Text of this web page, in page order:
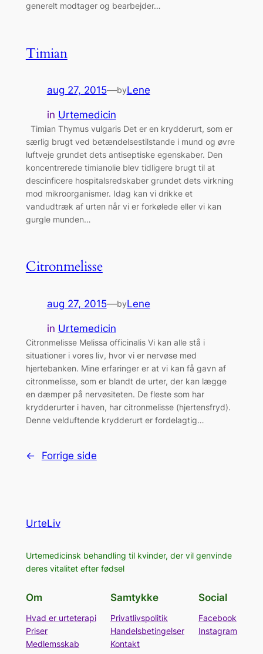
generelt modtager og bearbejder…
Timian
aug 27, 2015—byLene
in Urtemedicin
Timian Thymus vulgaris Det er en krydderurt, som er
særlig brugt ved betændelsestilstande i mund og øvre
luftveje grundet dets antiseptiske egenskaber. Den
koncentrerede timianolie blev tidligere brugt til at
descinficere hospitalsredskaber grundet dets virkning
mod mikroorganismer. Idag kan vi drikke et
vandudtræk af urten når vi er forkølede eller vi kan
gurgle munden…
Citronmelisse
aug 27, 2015—byLene
in Urtemedicin
Citronmelisse Melissa officinalis Vi kan alle stå i
situationer i vores liv, hvor vi er nervøse med
hjertebanken. Mine erfaringer er at vi kan få gavn af
citronmelisse, som er blandt de urter, der kan lægge
en dæmper på nervøsiteten. De fleste som har
krydderurter i haven, har citronmelisse (hjertensfryd).
Denne velduftende krydderurt er fordelagtig…
← Forrige side
UrteLiv
Urtemedicinsk behandling til kvinder, der vil genvinde
deres vitalitet efter fødsel
Om
Hvad er urteterapi
Priser
Medlemsskab
Samtykke
Privatlivspolitik
Handelsbetingelser
Kontakt
Social
Facebook
Instagram